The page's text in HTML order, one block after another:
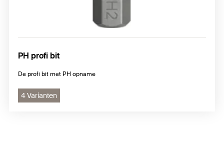
PH profi bit
De profi bit met PH opname
4 Varianten